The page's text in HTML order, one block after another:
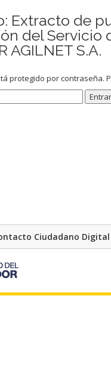
Extracto de
del Servicio
AGILNET S.A.
protegido por contraseña.
Ciudadano Digital